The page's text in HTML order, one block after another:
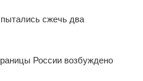
сжечь два
России возбуждено